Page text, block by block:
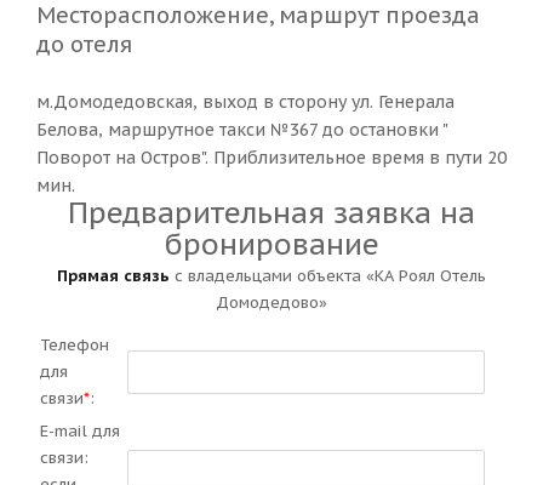
Месторасположение, маршрут проезда
до отеля
м.Домодедовская, выход в сторону ул. Генерала
Белова, маршрутное такси №367 до остановки "
Поворот на Остров". Приблизительное время в пути 20
мин.
Предварительная заявка на
бронирование
Прямая связь с владельцами объекта «КА Роял Отель
Домодедово»
Телефон
для
связи*:
E-mail для
связи: